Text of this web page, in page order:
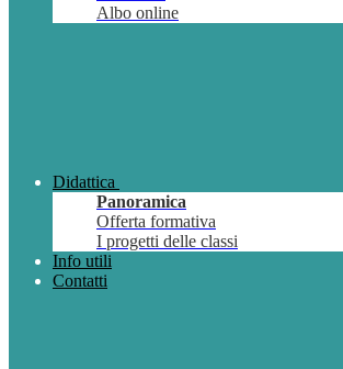
Albo online
Didattica
Panoramica
Offerta formativa
I progetti delle classi
Info utili
Contatti